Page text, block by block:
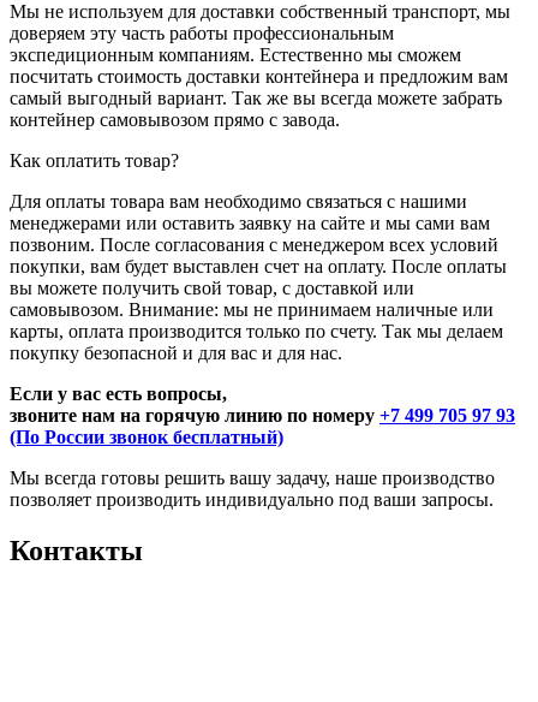
Мы не используем для доставки собственный транспорт, мы
доверяем эту часть работы профессиональным
экспедиционным компаниям. Естественно мы сможем
посчитать стоимость доставки контейнера и предложим вам
самый выгодный вариант. Так же вы всегда можете забрать
контейнер самовывозом прямо с завода.
Как оплатить товар?
Для оплаты товара вам необходимо связаться с нашими
менеджерами или оставить заявку на сайте и мы сами вам
позвоним. После согласования с менеджером всех условий
покупки, вам будет выставлен счет на оплату. После оплаты
вы можете получить свой товар, с доставкой или
самовывозом. Внимание: мы не принимаем наличные или
карты, оплата производится только по счету. Так мы делаем
покупку безопасной и для вас и для нас.
Если у вас есть вопросы,
звоните нам на горячую линию по номеру +7 499 705 97 93
(По России звонок бесплатный)
Мы всегда готовы решить вашу задачу, наше производство
позволяет производить индивидуально под ваши запросы.
Контакты